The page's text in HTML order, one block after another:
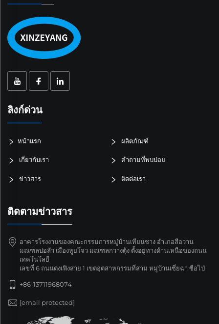
ลิงก์ด่วน
หน้าแรก ผลิตภัณฑ์
เกี่ยวกับเรา คำถามที่พบบ่อย
ข่าวสาร ติดต่อเรา
ติดตามข่าวสาร
อาคารโรงงานของคณะกรรมการหมู่บ้านเทียนชาง อำเภอสือวาน
มณฑลบ่อลัว เมืองหูยโจว มณฑลกวางตุ้ง ตั้งอยู่ทางด้านเหนือของถนน
เทคโนโลยี
เลขที่ 6 ถนนตงเฟิงสาย 1 เขตอุตสาหกรรมที่สาม หมู่บ้านเซี่ยฉา ซือไป่
+86-13711968074
[email protected]